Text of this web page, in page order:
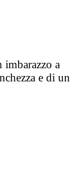
imbarazzo a
e di un